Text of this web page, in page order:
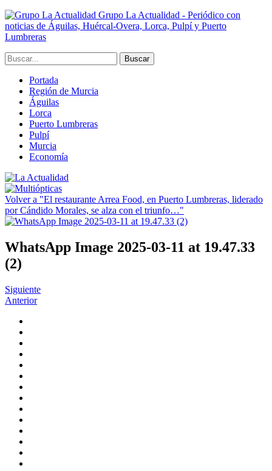
Grupo La Actualidad - Periódico con
noticias de Águilas, Huércal-Overa, Lorca, Pulpí y Puerto
Lumbreras
Portada
Región de Murcia
Águilas
Lorca
Puerto Lumbreras
Pulpí
Murcia
Economía
Volver a "El restaurante Arrea Food, en Puerto Lumbreras, liderado
por Cándido Morales, se alza con el triunfo…"
WhatsApp Image 2025-03-11 at 19.47.33
(2)
Siguiente
Anterior